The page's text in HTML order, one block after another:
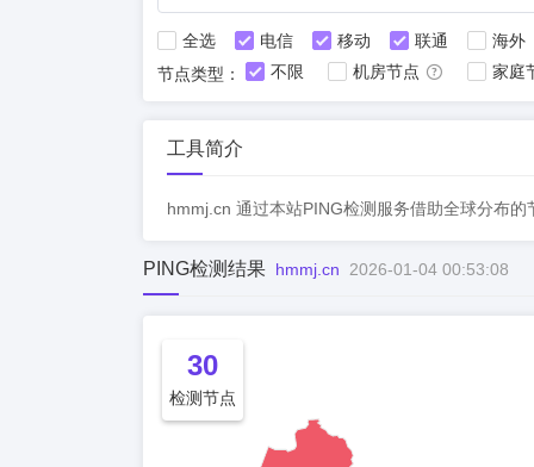
全选 电信 移动 联通
海外
节点类型：
不限 机房节点 家庭
工具简介
hmmj.cn 通过本站PING检测服务借助全球分布
PING检测结果 hmmj.cn 2026-01-04 00:53:08
30
检测节点